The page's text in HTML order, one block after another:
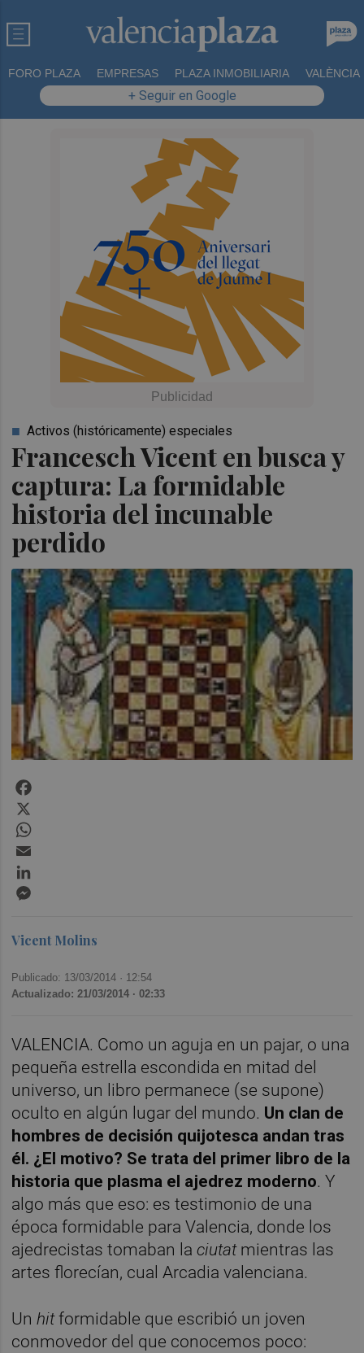
FORO PLAZA EMPRESAS PLAZA INMOBILIARIA VALÈNCIA
+ Seguir en Google
Francesch Vicent en busca y
captura: La formidable
historia del incunable
perdido
Activos (históricamente) especiales
Vicent Molins
Publicado: 13/03/2014 · 12:54
Actualizado: 21/03/2014 · 02:33
VALENCIA. Como un aguja en un pajar, o una
pequeña estrella escondida en mitad del
universo, un libro permanece (se supone)
oculto en algún lugar del mundo. Un clan de
hombres de decisión quijotesca andan tras
él. ¿El motivo? Se trata del primer libro de la
historia que plasma el ajedrez moderno. Y
algo más que eso: es testimonio de una
época formidable para Valencia, donde los
ajedrecistas tomaban laciutatmientras las
artes florecían, cual Arcadia valenciana.
Unhitformidable que escribió un joven
conmovedor del que conocemos poco: